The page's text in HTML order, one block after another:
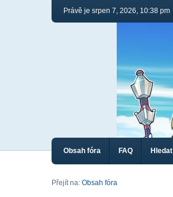
Právě je srpen 7, 2026, 10:38 pm
Obsah fóra FAQ Hledat
Přejít na: Obsah fóra